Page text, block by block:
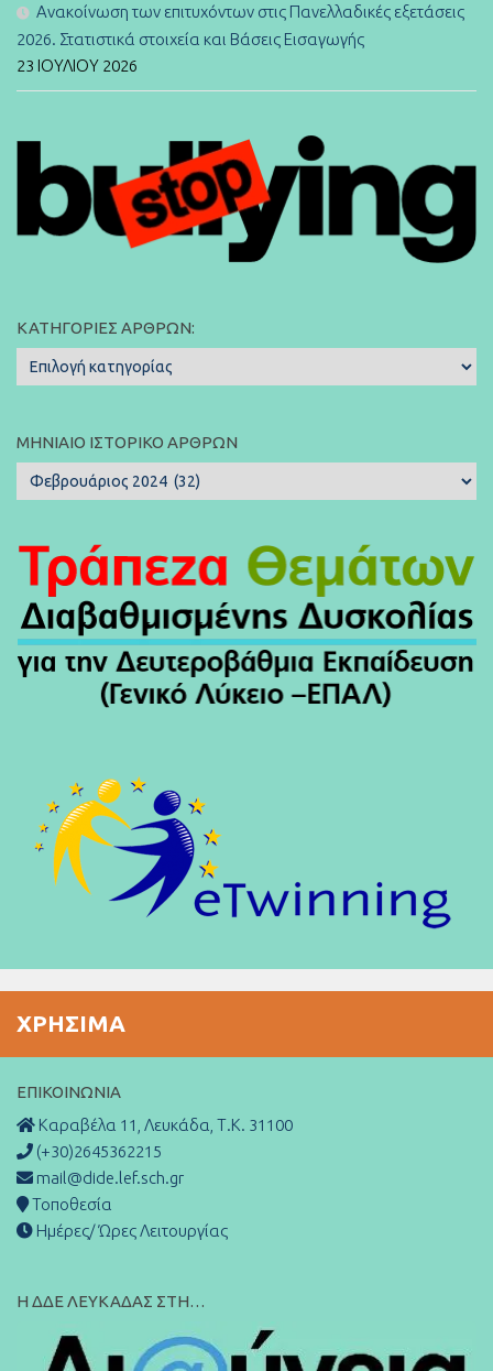
Ανακοίνωση των επιτυχόντων στις Πανελλαδικές εξετάσεις
2026. Στατιστικά στοιχεία και Βάσεις Εισαγωγής
23 ΙΟΥΛΊΟΥ 2026
ΚΑΤΗΓΟΡΊΕΣ ΆΡΘΡΩΝ:
Κατηγορίες
Άρθρων:
ΜΗΝΙΑΊΟ ΙΣΤΟΡΙΚΌ ΆΡΘΡΩΝ
Μηνιαίο
Ιστορικό
ΧΡΉΣΙΜΑ
ΕΠΙΚΟΙΝΩΝΊΑ
Καραβέλα 11, Λευκάδα, Τ.Κ. 31100
(+30)2645362215
mail@dide.lef.sch.gr
Τοποθεσία
Ημέρες/ Ώρες Λειτουργίας
Η ΔΔΕ ΛΕΥΚΑΔΑΣ ΣΤΗ…